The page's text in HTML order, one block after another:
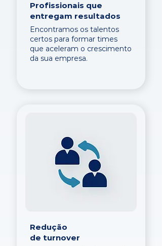
Profissionais que
entregam resultados
Encontramos os talentos
certos para formar times
que aceleram o crescimento
da sua empresa.
Redução
de turnover